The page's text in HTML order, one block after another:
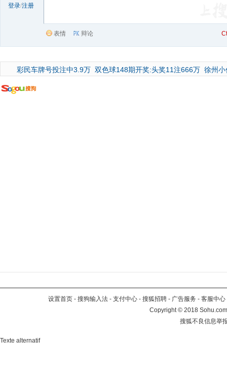
登录/注册
表情 辩论
彩民车牌号投注中3.9万 双色球148期开奖:头奖11注666万 徐州
设置首页 - 搜狗输入法 - 支付中心 - 搜狐招聘 - 广告服务 - 客服中心
Copyright©2018
搜狐不良信息举
Texte alternatif